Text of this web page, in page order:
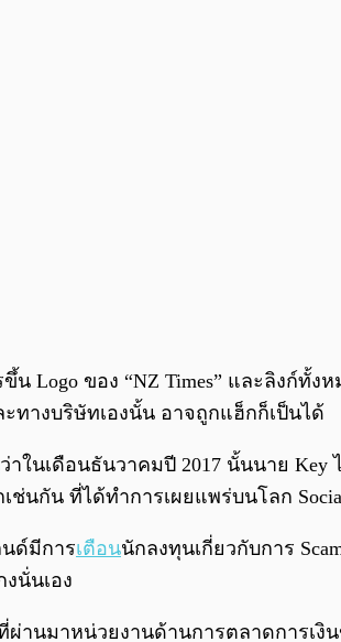
น Logo ของ “NZ Times” และลิงก์ทั้
ทางบริษัทเองนั้น อาจถูกแฮ็กก็เป็นได้
ว่าในเดือนธันวาคมปี 2017 นั้นนาย
ช่นกัน ที่ได้ทำการเผยแพร่บนโลก
ด์มีการเตือนนักลงทุนเกี่ยวกับการ
นั่นเอง
ผ่านมาหน่วยงานด้านการตลาดการเงิ